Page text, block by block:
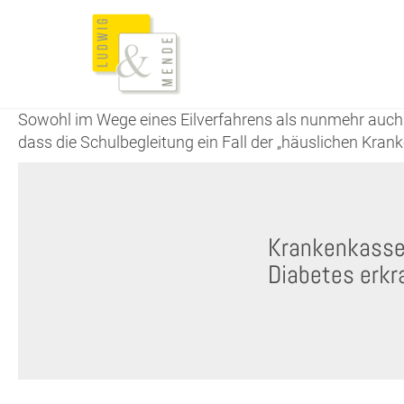
Sowohl im Wege eines Eilverfahrens als nunmehr
dass die Schulbegleitung ein Fall der „häuslichen
Diabetes